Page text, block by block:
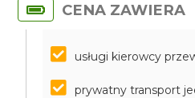
CENA ZAWIERA
usługi kierowcy
prywatny transport